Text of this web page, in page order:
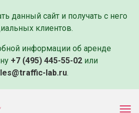
данный сайт и получать с него
клиентов.
информации об аренде
+7 (495) 445-55-02 или
lab.ru.